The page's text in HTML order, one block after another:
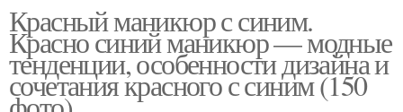
Красный маникюр с синим.
Красно синий маникюр — модные
тенденции, особенности дизайна и
сочетания красного с синим (150